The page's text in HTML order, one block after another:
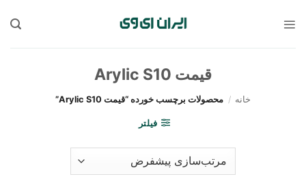
قیمت Arylic S10
خانه / محصولات برچسب خورده “قیمت Arylic S10”
فیلتر